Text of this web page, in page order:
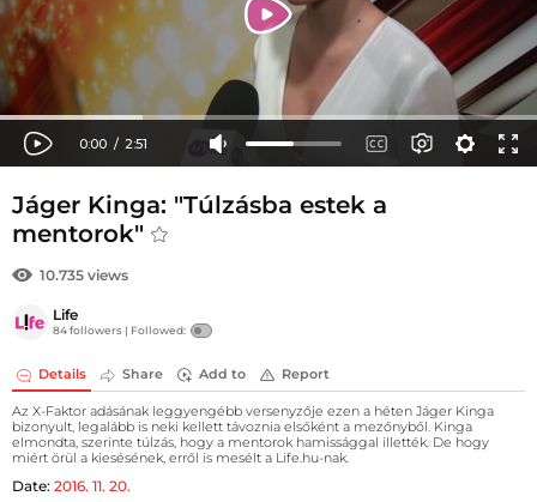
Jáger Kinga: "Túlzásba estek a
mentorok"
10.735 views
Life
84 followers | Followed:
Details Share Add to Report
Az X-Faktor adásának leggyengébb versenyzője ezen a héten Jáger Kinga
bizonyult, legalább is neki kellett távoznia elsőként a mezőnyből. Kinga
elmondta, szerinte túlzás, hogy a mentorok hamissággal illették. De hogy
miért örül a kiesésének, erről is mesélt a Life.hu-nak.
Date: 2016. 11. 20.